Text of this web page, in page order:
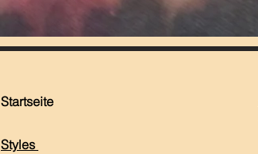
Startseite
Styles